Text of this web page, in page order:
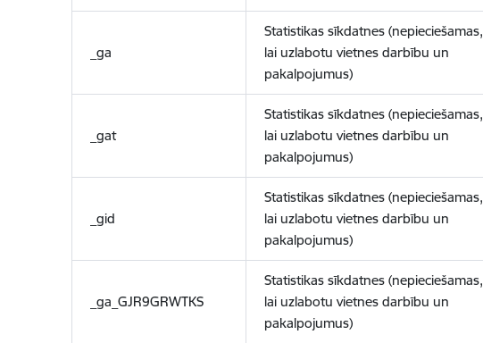
_ga
Statistikas sīkdatnes (nepieciešamas,
lai uzlabotu vietnes darbību un
pakalpojumus)
_gat
Statistikas sīkdatnes (nepieciešamas,
lai uzlabotu vietnes darbību un
pakalpojumus)
_gid
Statistikas sīkdatnes (nepieciešamas,
lai uzlabotu vietnes darbību un
pakalpojumus)
_ga_GJR9GRWTKS
Statistikas sīkdatnes (nepieciešamas,
lai uzlabotu vietnes darbību un
pakalpojumus)